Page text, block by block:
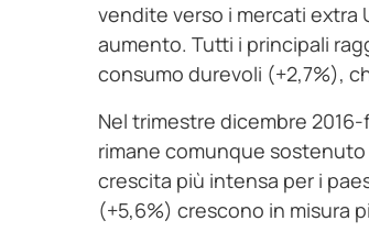
vendite verso i mercati extra
aumento. Tutti i principali
consumo durevoli (+2,7%),
Nel trimestre dicembre
rimane comunque
crescita più intensa per i
(+5,6%) crescono in misura